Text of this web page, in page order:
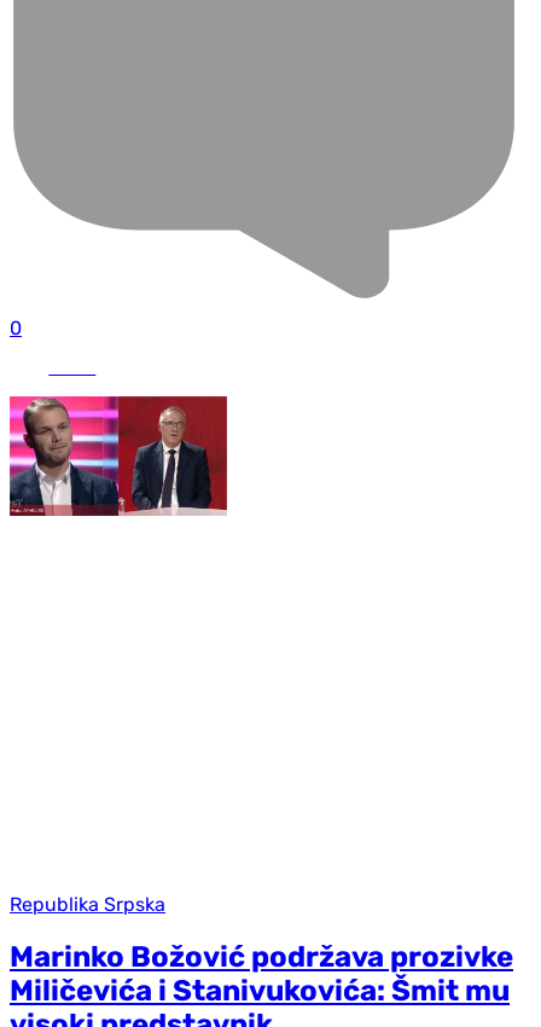
0
Republika Srpska
Marinko Božović podržava prozivke
Miličevića i Stanivukovića: Šmit mu